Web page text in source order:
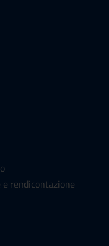
rendicontazione